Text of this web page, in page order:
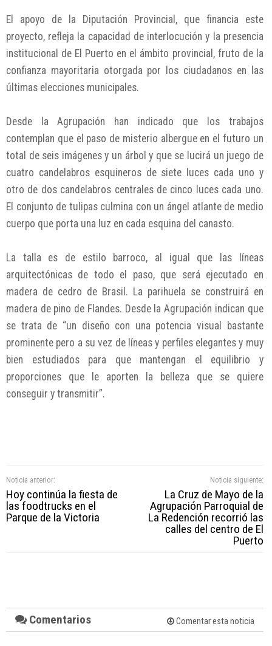
El apoyo de la Diputación Provincial, que financia este
proyecto, refleja la capacidad de interlocución y la presencia
institucional de El Puerto en el ámbito provincial, fruto de la
confianza mayoritaria otorgada por los ciudadanos en las
últimas elecciones municipales.
Desde la Agrupación han indicado que los trabajos
contemplan que el paso de misterio albergue en el futuro un
total de seis imágenes y un árbol y que se lucirá un juego de
cuatro candelabros esquineros de siete luces cada uno y
otro de dos candelabros centrales de cinco luces cada uno.
El conjunto de tulipas culmina con un ángel atlante de medio
cuerpo que porta una luz en cada esquina del canasto.
La talla es de estilo barroco, al igual que las líneas
arquitectónicas de todo el paso, que será ejecutado en
madera de cedro de Brasil. La parihuela se construirá en
madera de pino de Flandes. Desde la Agrupación indican que
se trata de “un diseño con una potencia visual bastante
prominente pero a su vez de líneas y perfiles elegantes y muy
bien estudiados para que mantengan el equilibrio y
proporciones que le aporten la belleza que se quiere
conseguir y transmitir”.
Noticia anterior:
Hoy continúa la fiesta de
las foodtrucks en el
Parque de la Victoria
Noticia siguiente:
La Cruz de Mayo de la
Agrupación Parroquial de
La Redención recorrió las
calles del centro de El
Puerto
Comentarios Comentar esta noticia